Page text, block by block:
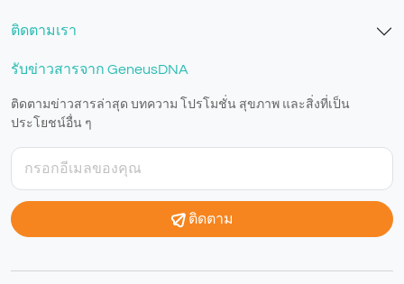
ติดตามเรา
รับข่าวสารจาก GeneusDNA
ติดตามข่าวสารล่าสุด บทความ โปรโมชั่น สุขภาพ และสิ่งที่เป็น
ประโยชน์อื่น ๆ
ติดตาม